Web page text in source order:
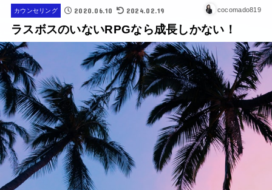
カウンセリング 2020.06.10 2024.02.19 cocomado819
ラスボスのいないRPGなら成長しかない！